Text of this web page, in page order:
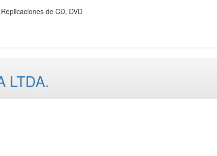
de CD, DVD
LTDA.